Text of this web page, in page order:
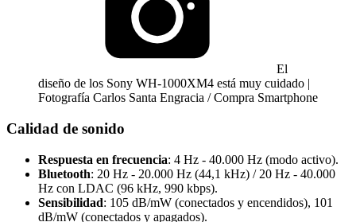
El
diseño de los Sony WH-1000XM4 está muy cuidado |
Fotografía Carlos Santa Engracia / Compra Smartphone
Calidad de sonido
Respuesta en frecuencia: 4 Hz - 40.000 Hz (modo activo).
Bluetooth: 20 Hz - 20.000 Hz (44,1 kHz) / 20 Hz - 40.000
Hz con LDAC (96 kHz, 990 kbps).
Sensibilidad: 105 dB/mW (conectados y encendidos), 101
dB/mW (conectados y apagados).